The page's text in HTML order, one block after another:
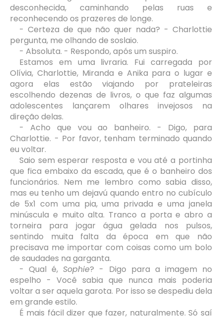
desconhecida, caminhando pelas ruas e
reconhecendo os prazeres de longe.
- Certeza de que não quer nada? - Charlottie
pergunta, me olhando de soslaio.
- Absoluta. - Respondo, após um suspiro.
Estamos em uma livraria. Fui carregada por
Olívia, Charlottie, Miranda e Anika para o lugar e
agora elas estão viajando por prateleiras
escolhendo dezenas de livros, o que faz algumas
adolescentes lançarem olhares invejosos na
direção delas.
- Acho que vou ao banheiro. - Digo, para
Charlottie. - Por favor, tenham terminado quando
eu voltar.
Saio sem esperar resposta e vou até a portinha
que fica embaixo da escada, que é o banheiro dos
funcionários. Nem me lembro como sabia disso,
mas eu tenho um dejavú quando entro no cubículo
de 5x1 com uma pia, uma privada e uma janela
minúscula e muito alta. Tranco a porta e abro a
torneira para jogar água gelada nos pulsos,
sentindo muita falta da época em que não
precisava me importar com coisas como um bolo
de saudades na garganta.
- Qual é,Sophie? - Digo para a imagem no
espelho - Você sabia que nunca mais poderia
voltar a ser aquela garota. Por isso se despediu dela
em grande estilo.
É mais fácil dizer que fazer, naturalmente. Só saí